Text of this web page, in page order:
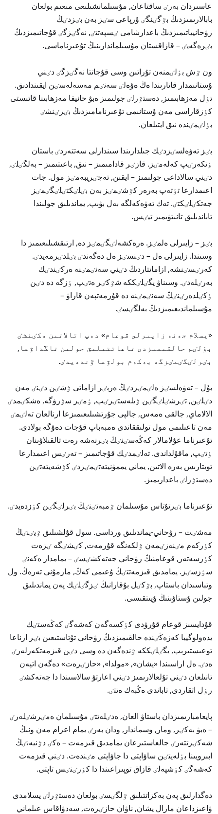
عاسىردان بەرٸ ساقتاعان, مۇسىلمانشىلىعى مىعىم بولعان
بابالارىمىزدىڭ بٷگٸنگٸ ۇرپاعى سٸز بەن بٸزدٸڭ
رۋحانيياتىمىزدىڭ باعدارشامى ٸسپەتتٸ, نەگٸزگٸ قۇجاتىمىزدىڭ
بٸرەگەيٸ – قازاقستان مۇسىلماندارىنىڭ تۇعىرناماسى.
ون ٷش بٶلٸمنەن تۇراتىن وسى قۇجاتتا نەگٸزگٸ دٸني
ۇستانىمدار قاتارىندا ەڭ ەۋەلٸ سەنٸم مەسەلەسٸن ايقىندادىق.
تٶل مەزھابىمىز, دەستٷرلٸ جولىمىز ەبۋ حانيفا مەزھابىنا قاتىستى
كٶزقاراسى مەن ۇستانىمى تۇعىرنامامىزدىڭ بٸرٸنشٸ
بٶلٸمٸندە نىق ايتىلعان.
بٸز تەۋەلسٸزدٸك جىلدارىندا سىندارلى سەتتەردٸ باستان
ٶتكەرٸپ كەلەمٸز. قازٸر قادامىمىز – نىق, باعىتىمىز – بەلگٸلٸ,
دٸني سالاداعى جولىمىز – ايقىن, تەجٸريبەمٸز مول. جات
اعىمدارعا تٶتەپ بەرەر كٷشٸمٸز بەن بٸلٸكتٸلٸگٸمٸز
جەتكٸلٸكتٸ. تەك تەۋەكەلگە بەل بۋىپ, يماندىلىق جولىندا
تاباندىلىق تانىتۋىمىز تيٸس.
بٸز – زايىرلى ەلمٸز. ەرەكشەلٸگٸمٸز دە, ارتىقشىلىعىمىز دا
وسىندا. زايىرلى ەل – دٸنسٸز ەل دەگەندٸ بٸلدٸرمەيدٸ.
كەرٸسٸنشە, ازاماتتاردىڭ دٸني سەنٸمٸنە ەركٸندٸك
بەرٸلەدٸ. وسىناۋ يگٸلٸككە شٷكٸر ەتٸپ, ٶزگە دە دٸن
ٶكٸلدەرٸنٸڭ سەنٸمٸنە دە قۇرمەتپەن قاراۋ –
مۇسىلماندىعىمىزدىڭ بەلگٸسٸ.
«يسلام جەنە زايىرلى قوعام» دەپ اتالاتىن ەكٸنشٸ
بٶلٸم حالقىمىزدى تاعاتتىلىق جولىن تاڭداۋعا,
بٸرلٸگٸمٸزگە بەكەم بولۋعا ٷندەيدٸ.
بۇل – تەۋەلسٸز ەلٸمٸزدٸڭ ەربٸر ازاماتى ٷشٸن دٸنٸ مەن
دٸلٸن, تٸرشٸلٸگٸن ٷيلەستٸرٸپ, ٶمٸر سٷرۋگە, ەشكٸمدٸ
الالاماي, جالقى ەمەس, جالپى جۇرتشىلىعىمىزعا ارنالعان تەلٸمٸ
مەن تاعىلىمى مول تولىققاندى ەمبەباپ قۇجات دەۋگە بولادى.
تۇعىرناما عۇلامالار كەڭەسٸنٸڭ بٸرنەشە رەت تالقىلاۋىنان
ٶتٸپ, ماقۇلداندى. تەلٸمدٸك قۇجاتىمىز – تەرٸس اعىمدارعا
تويتارىس بەرە الاتىن, يماني يممۋنيتەتٸمٸزدٸ كٷشەيتەتٸن
دەستٷرلٸ باعدارىمىز.
تۇعىرناما بٸرتۇتاس مۇسىلمان ٷمبەتٸنٸڭ بٸرلٸگٸن كٶزدەيدٸ.
مەشٸت – رۋحاني-يماندىلىق ورداسى. سول قۇلشىلىق ٷيٸنٸڭ
كٶركەم مٸنەزٸمەن ٷلكەنگە قۇرمەت, كٸشٸگە ٸزەت
كٶرسەتەر, قوعامنىڭ رۋحاني جەتەكشٸسٸ – يمامدار ەكەنٸ
سٶزسٸز. يمامدىق قىزمەتتٸڭ ۇعىمى كەڭ, مازمۇنى تەرەڭ. ول
وتباسىدان باستاپ, بٷكٸل بۇقارانىڭ ٸزگٸلٸك پەن يماندىلىق
جولىن ۇستاۋىنىڭ ۇيىتقىسى.
قۇدايسىز قوعام قۇرۋدى كٶكسەگەن كەشەگٸ كەڭەستٸك
يدەولوگييا كەزەڭٸندە حالقىمىزدىڭ رۋحاني تۇتاستىعىن بٸر ارناعا
توعىستىرىپ, يگٸلٸككە ٷندەگەن دە وسى دٸن قىزمەتكەرلەرٸ
ەدٸ. ەل اراسىندا «يشان», «مولدا», «حازٸرەت» دەگەن اتپەن
تانىلعان دٸني تۇلعالارىمىز دٸني اعارتۋ سالاسىندا دا جەتەكشٸ
رٶل اتقاردى, تاباندى ەڭبەك ەتتٸ.
پايعامبارىمىزدان باستاۋ العان, ەدٸلەتتٸ مۇسىلمان ەمٸرشٸلەرٸ
– ەبۋ بەكٸر, ومار, وسماندار, ودان بەرٸ يمام اعزام مەن ونىڭ
شەكٸرتتەرٸ جالعاستىرعان يمامدىق قىزمەت – ەكٸ دٷنيەنٸڭ
ابىرويىنا بٶلەيتٸن ساۋاپتى دا جاۋاپتى مٸندەت. دٸني قىزمەت
كەشەگٸ كٶشپەلٸ قازاق توپىراعىندا دا كٶرٸنٸس تاپتى.
دەگدارلىق پەن بەكزاتتىلىق ٷلگٸسٸ بولعان دەستٷرلٸ يسلامدى
ۋاعىزداعان مارال يشان, ناۋان حازٸرەت, سەدۋاقاس عىلماني